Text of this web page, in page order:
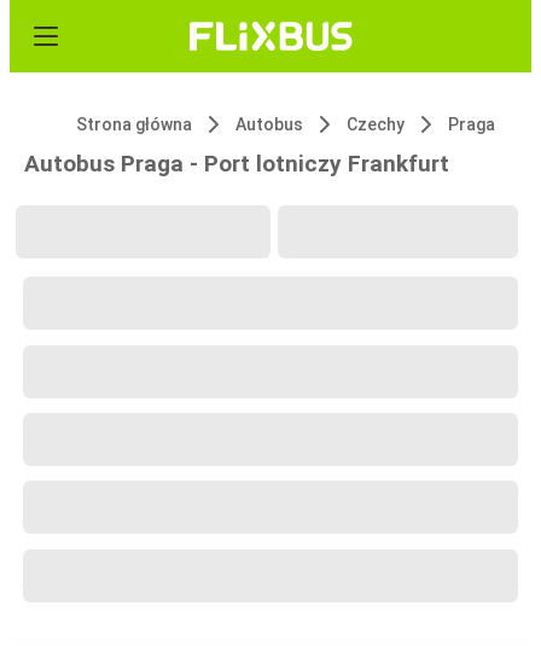
Strona główna Autobus Czechy Praga
Autobus Praga - Port lotniczy Frankfurt